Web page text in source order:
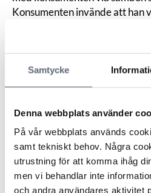
Samtycke
Denna webbplats använder
På vår webbplats används
samt tekniskt behov. Några
utrustning för att komma ihåg
men vi behandlar inte
och andra användares aktivitet
Konsumenten invände att han
avtal själv eller gett sin sambo
ARN menade att det inte
ifrågasätta uppgiften om att
haft fullmakt att ingå avtal åt
rekommenderades att avstå
konsumenten med anledning
ARN menade också att frågan
konsumentens sambo inte
ärendet. Kommentar: Den
ett ansvar för uppgifterna om